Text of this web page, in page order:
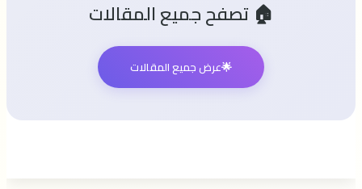
🏠 تصفح جميع المقالات
🌟عرض جميع المقالات